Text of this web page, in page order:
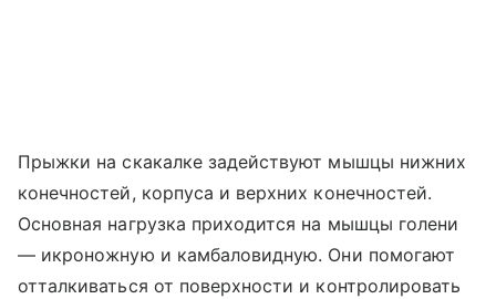
Прыжки на скакалке задействуют мышцы нижних
конечностей, корпуса и верхних конечностей.
Основная нагрузка приходится на мышцы голени
― икроножную и камбаловидную. Они помогают
отталкиваться от поверхности и контролировать